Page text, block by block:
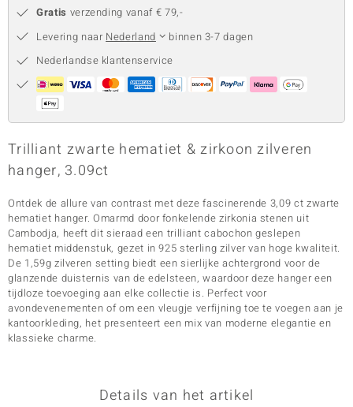
Gratis verzending vanaf € 79,-
Levering naar Nederland
binnen 3-7 dagen
Nederlandse klantenservice
Trilliant zwarte hematiet & zirkoon zilveren
hanger, 3.09ct
Ontdek de allure van contrast met deze fascinerende 3,09 ct zwarte
hematiet hanger. Omarmd door fonkelende zirkonia stenen uit
Cambodja, heeft dit sieraad een trilliant cabochon geslepen
hematiet middenstuk, gezet in 925 sterling zilver van hoge kwaliteit.
De 1,59g zilveren setting biedt een sierlijke achtergrond voor de
glanzende duisternis van de edelsteen, waardoor deze hanger een
tijdloze toevoeging aan elke collectie is. Perfect voor
avondevenementen of om een vleugje verfijning toe te voegen aan je
kantoorkleding, het presenteert een mix van moderne elegantie en
klassieke charme.
Details van het artikel